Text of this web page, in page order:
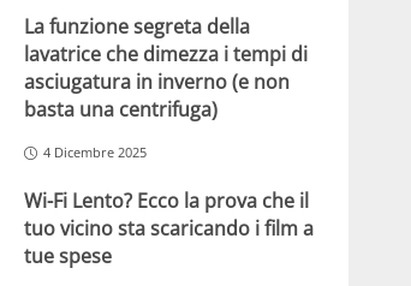
La funzione segreta della
lavatrice che dimezza i tempi di
asciugatura in inverno (e non
basta una centrifuga)
4 Dicembre 2025
Wi-Fi Lento? Ecco la prova che il
tuo vicino sta scaricando i film a
tue spese